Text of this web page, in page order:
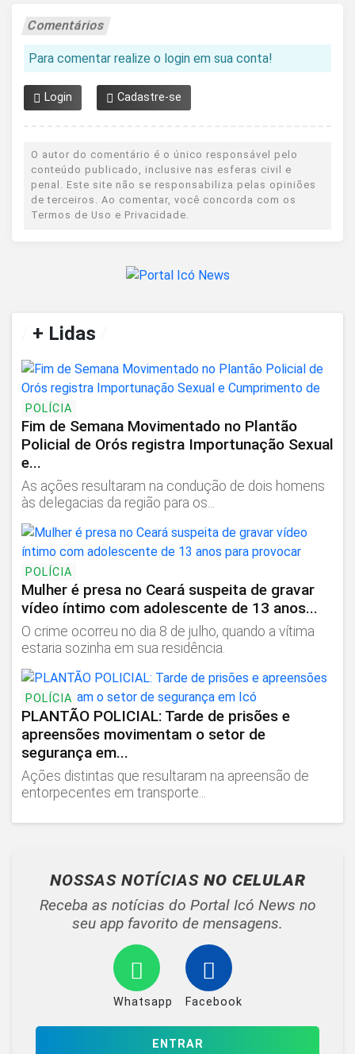
Comentários
Para comentar realize o login em sua conta!
Login Cadastre-se
O autor do comentário é o único responsável pelo
conteúdo publicado, inclusive nas esferas civil e
penal. Este site não se responsabiliza pelas opiniões
de terceiros. Ao comentar, você concorda com os
Termos de Uso e Privacidade.
+ Lidas
POLÍCIA
Fim de Semana Movimentado no Plantão
Policial de Orós registra Importunação Sexual
e...
As ações resultaram na condução de dois homens
às delegacias da região para os...
POLÍCIA
Mulher é presa no Ceará suspeita de gravar
vídeo íntimo com adolescente de 13 anos...
O crime ocorreu no dia 8 de julho, quando a vítima
estaria sozinha em sua residência.
POLÍCIA
PLANTÃO POLICIAL: Tarde de prisões e
apreensões movimentam o setor de
segurança em...
Ações distintas que resultaram na apreensão de
entorpecentes em transporte...
NOSSAS NOTÍCIAS NO CELULAR
Receba as notícias do Portal Icó News no
seu app favorito de mensagens.
Whatsapp Facebook
ENTRAR